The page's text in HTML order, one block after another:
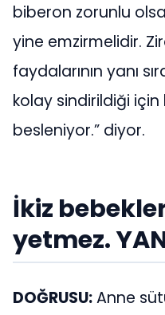
biberon zorunlu
yine emzirmelidir.
faydalarının yanı
kolay sindirildiği için
besleniyor.” diyor.
İkiz
yetmez.
DOĞRUSU:Anne